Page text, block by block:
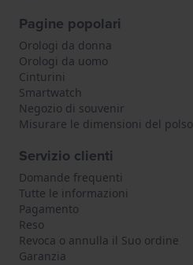
Pagine popolari
Orologi da donna
Orologi da uomo
Cinturini
Smartwatch
Negozio di souvenir
Misurare le dimensioni del polso
Servizio clienti
Domande frequenti
Tutte le informazioni
Pagamento
Reso
Revoca o annulla il Suo ordine
Garanzia